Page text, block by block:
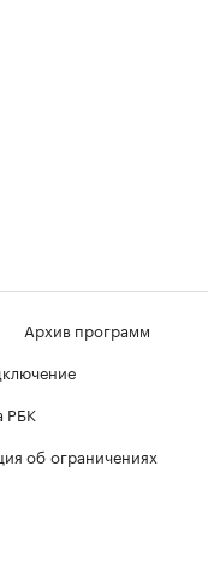
Архив программ
РБК
об ограничениях